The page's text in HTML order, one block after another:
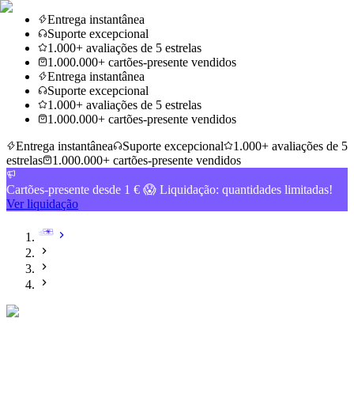
Entrega instantânea
Suporte excepcional
1.000+ avaliações de 5 estrelas
1.000.000+ cartões-presente vendidos
Entrega instantânea
Suporte excepcional
1.000+ avaliações de 5 estrelas
1.000.000+ cartões-presente vendidos
Entrega instantânea
Suporte excepcional
1.000+ avaliações de 5
estrelas
1.000.000+ cartões-presente vendidos
Cartões-presente desde 1 € 😱 Liquidação: quantidades limitadas!
Ver liquidação